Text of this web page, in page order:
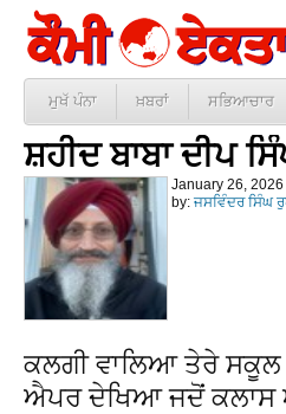
ਮੁਖੱ ਪੰਨਾ ਖ਼ਬਰਾਂ ਸਭਿਆਚਾਰ
ਸ਼ਹੀਦ ਬਾਬਾ ਦੀਪ
January 26, 2026
by: ਜਸਵਿੰਦਰ ਸਿੰਘ
ਕਲਗੀ ਵਾਲਿਆ ਤੇਰੇ
ਐਪਰ ਦੇਖਿਆ ਜਦੋਂ ਕਲਾਸ